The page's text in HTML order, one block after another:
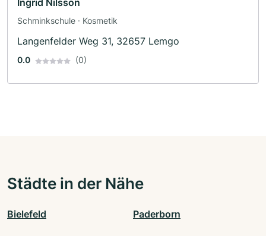
Ingrid Nilsson
Schminkschule · Kosmetik
Langenfelder Weg 31, 32657 Lemgo
0.0 (0)
Städte in der Nähe
Bielefeld Paderborn